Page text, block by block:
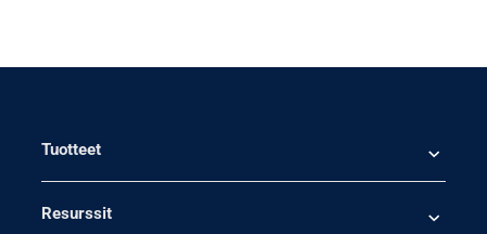
Tuotteet
Resurssit